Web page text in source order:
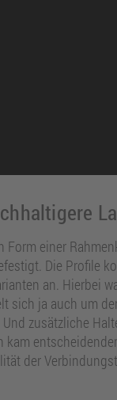
Form einer
Die Profile
an. Hierbei
sich ja auch um
zusätzliche
der